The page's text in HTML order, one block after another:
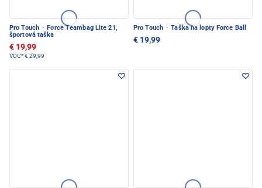
Pro Touch · Force Teambag Lite 21,
športová taška
€ 19,99
VOC*€ 29,99
Pro Touch · Taška na lopty Force Ball
€ 19,99